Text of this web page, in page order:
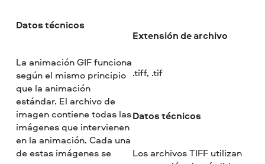
Datos técnicos
La animación GIF funciona
según el mismo principio
que la animación
estándar. El archivo de
imagen contiene todas las
imágenes que intervienen
en la animación. Cada una
de estas imágenes se
Extensión de archivo
.tiff, .tif
Datos técnicos
Los archivos TIFF utilizan